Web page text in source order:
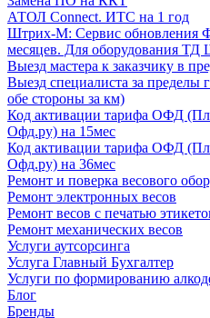
АТОЛ Connect. ИТС на 1 год
Штрих-М: Сервис обновления
месяцев. Для оборудования
Выезд мастера к заказчику в
Выезд специалиста за
обе стороны за км)
Код активации тарифа ОФД
Офд.ру) на 15мес
Код активации тарифа ОФД
Офд.ру) на 36мес
Ремонт и поверка весового
Ремонт электронных весов
Ремонт весов с печатью
Ремонт механических весов
Услуги аутсорсинга
Услуга Главный Бухгалтер
Услуги по формированию
Блог
Бренды